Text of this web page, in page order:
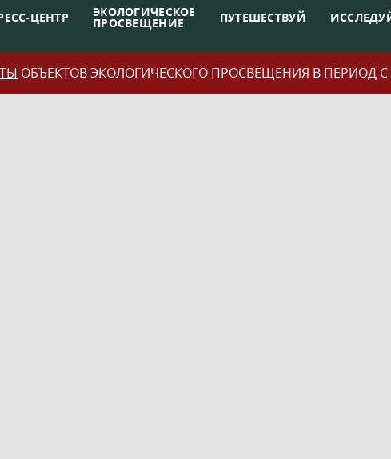
ЦЕНТР ЭКОЛОГИЧЕСКОЕ
ПРОСВЕЩЕНИЕ ПУТЕШЕСТВУЙ
ОБЪЕКТОВ ЭКОЛОГИЧЕСКОГО ПРОСВЕЩЕНИЯ В ПЕРИОД С